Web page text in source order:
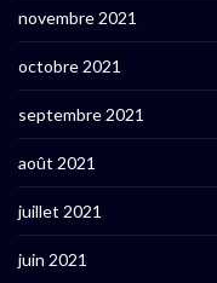
novembre 2021
octobre 2021
septembre 2021
août 2021
juillet 2021
juin 2021